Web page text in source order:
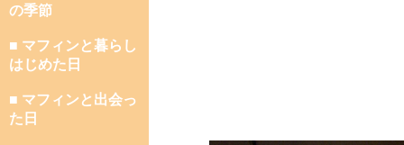
の季節
■ マフィンと暮らし
はじめた日
■ マフィンと出会っ
た日